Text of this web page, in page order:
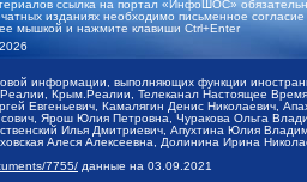
ссылка на портал «ИнфоШОС»
изданиях необходимо письменное
мышкой и нажмите клавиши Ctrl+Enter
информации, выполняющих функции
Крым.Реалии, Телеканал Настоящее
Евгеньевич, Камалягин Денис Николаевич,
Ярош Юлия Петровна, Чуракова Ольга
Илья Дмитриевич, Апухтина Юлия
Алеся Алексеевна, Долинина Ирина
7755/ данные на 03.09.2021